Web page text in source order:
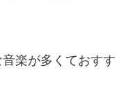
楽が多くておすす